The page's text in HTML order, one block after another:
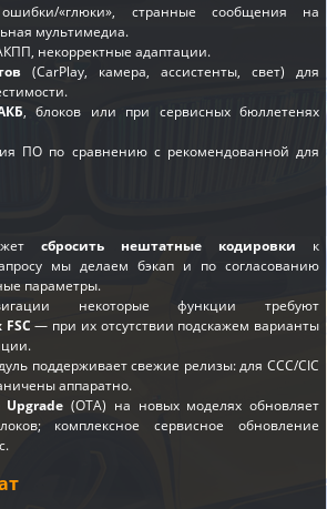
ошибки/«глюки», странные сообщения на
мультимедиа.
некорректные адаптации.
(CarPlay, камера, ассистенты, свет) для
, блоков или при сервисных бюллетенях
ПО по сравнению с рекомендованной для
сбросить нештатные кодировки к
мы делаем бэкап и по согласованию
параметры.
некоторые функции требуют
— при их отсутствии подскажем варианты
поддерживает свежие релизы: для CCC/CIC
аппаратно.
Upgrade (OTA) на новых моделях обновляет
комплексное сервисное обновление